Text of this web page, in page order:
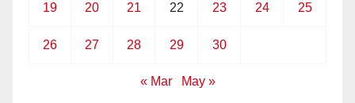
19 20 21 22 23 24 25
26 27 28 29 30
« Mar May »